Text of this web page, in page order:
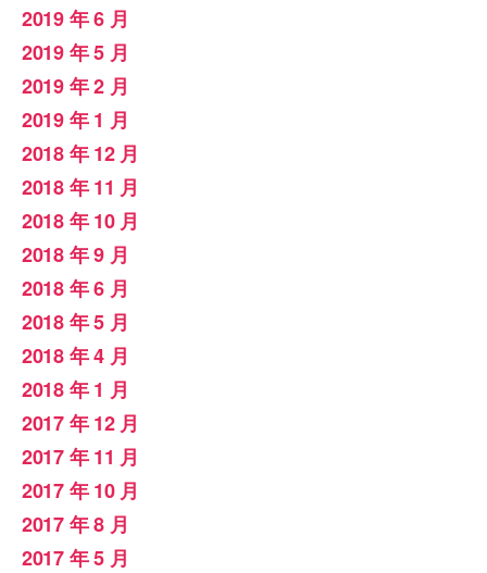
2019 年 6 月
2019 年 5 月
2019 年 2 月
2019 年 1 月
2018 年 12 月
2018 年 11 月
2018 年 10 月
2018 年 9 月
2018 年 6 月
2018 年 5 月
2018 年 4 月
2018 年 1 月
2017 年 12 月
2017 年 11 月
2017 年 10 月
2017 年 8 月
2017 年 5 月